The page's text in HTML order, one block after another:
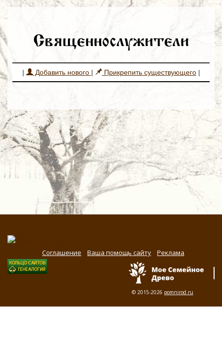
Священнослужители
| Добавить нового | Прикрепить существующего|
Соглашение Ваша помощь сайту Реклама
© 2015-2026 pomnirod.ru